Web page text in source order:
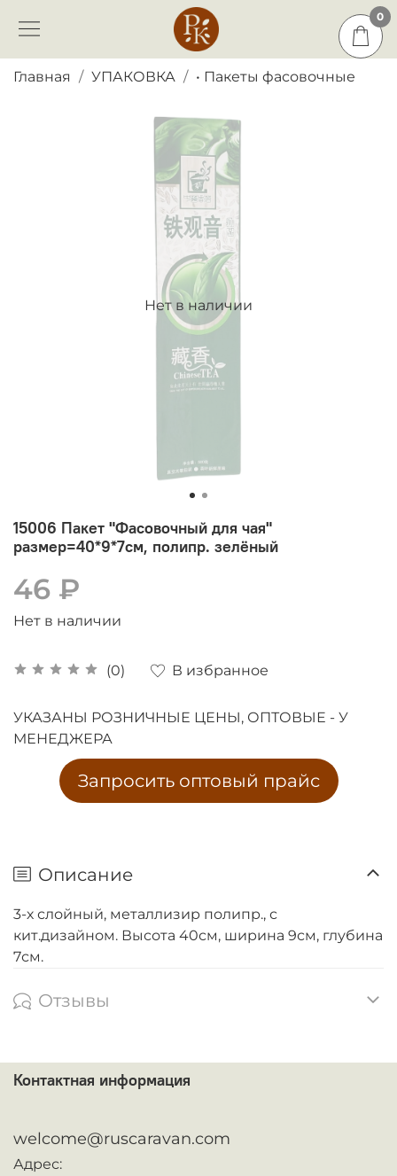
0
Главная УПАКОВКА • Пакеты фасовочные
Нет в наличии
15006 Пакет "Фасовочный для чая"
размер=40*9*7см, полипр. зелёный
(0) В избранное
46 ₽
Нет в наличии
УКАЗАНЫ РОЗНИЧНЫЕ ЦЕНЫ, ОПТОВЫЕ - У
МЕНЕДЖЕРА
Запросить оптовый прайс
Описание
3-х слойный, металлизир полипр., с
кит.дизайном. Высота 40см, ширина 9см, глубина
7см.
Отзывы
Контактная информация
welcome@ruscaravan.com
Адрес:
0